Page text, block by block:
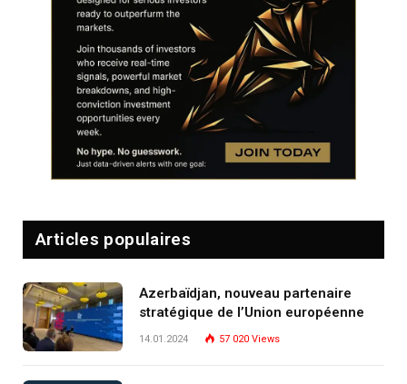
Articles populaires
Azerbaïdjan, nouveau partenaire
stratégique de l’Union européenne
14.01.2024 57 020 Views